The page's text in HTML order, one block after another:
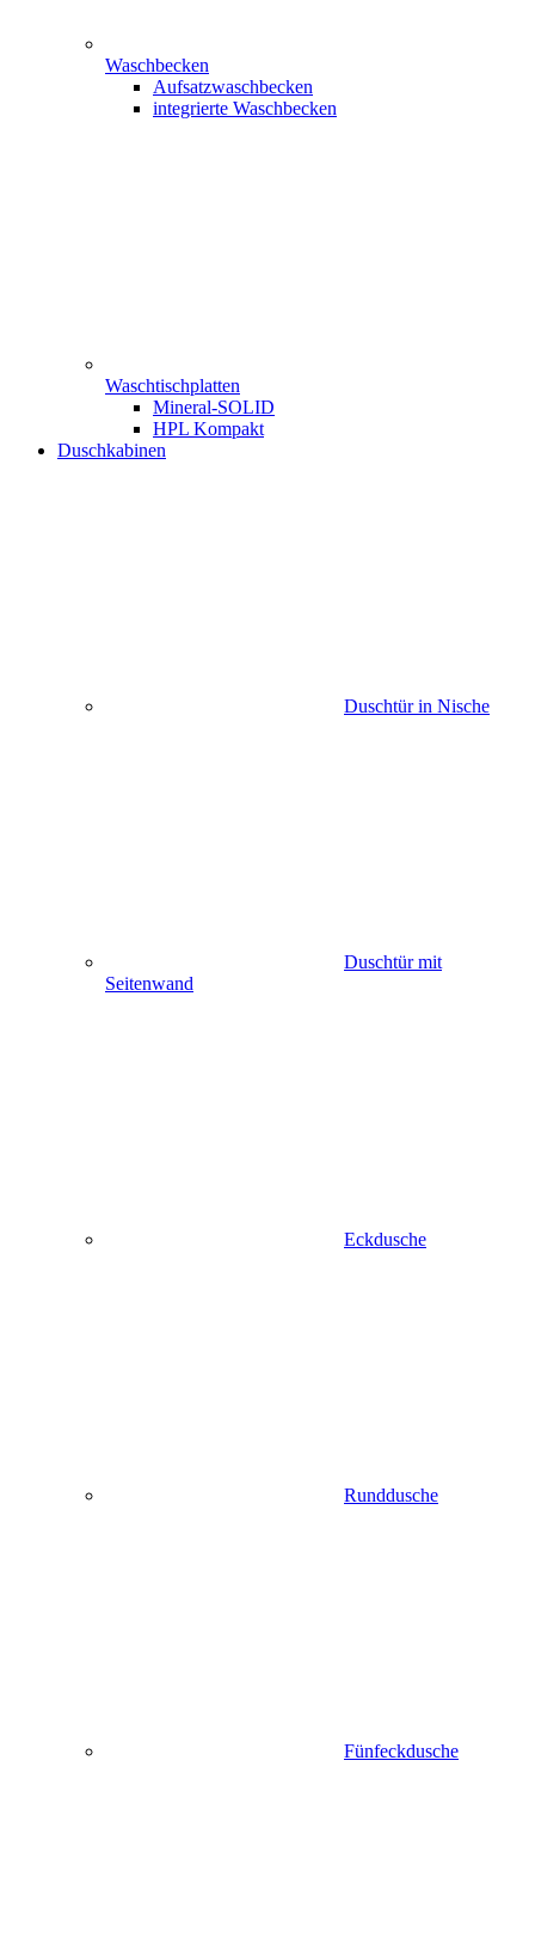
Waschbecken
Aufsatzwaschbecken
integrierte Waschbecken
Waschtischplatten
Mineral-SOLID
HPL Kompakt
Duschkabinen
Duschtür in Nische
Duschtür mit
Seitenwand
Eckdusche
Runddusche
Fünfeckdusche